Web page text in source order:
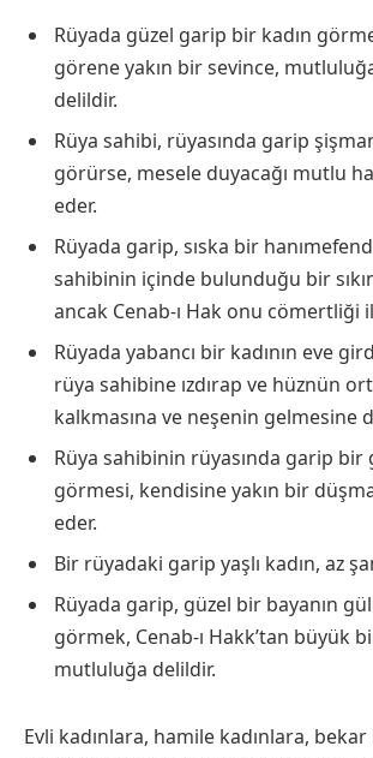
Rüyada güzel garip bir kadın
görene yakın bir sevince,
delildir.
Rüya sahibi, rüyasında garip
görürse, mesele duyacağı mutlu
eder.
Rüyada garip, sıska bir
sahibinin içinde bulunduğu bir
ancak Cenab-ı Hak onu cömertliği
Rüyada yabancı bir kadının eve
rüya sahibine ızdırap ve hüznün
kalkmasına ve neşenin gelmesine
Rüya sahibinin rüyasında garip bir
görmesi, kendisine yakın bir
eder.
Bir rüyadaki garip yaşlı kadın, az
Rüyada garip, güzel bir bayanın
görmek, Cenab-ı Hakk’tan büyük
mutluluğa delildir.
Evli kadınlara, hamile kadınlara, bekar